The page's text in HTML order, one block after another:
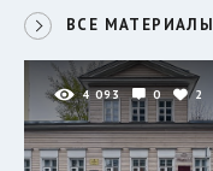
ВСЕ МАТЕРИАЛЫ
4 093 0 2